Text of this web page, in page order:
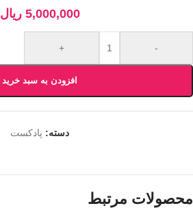
5,000,000 ریال
-
+
افزودن به سبد خرید
دسته: پادکست
محصولات مرتبط